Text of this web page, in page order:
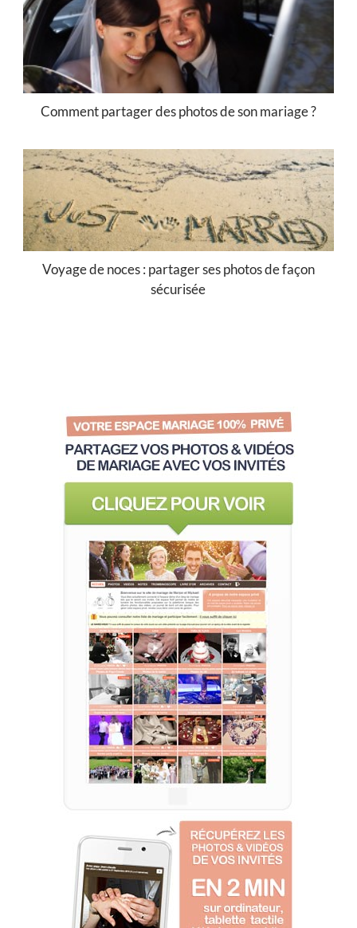
Comment partager des photos de son mariage ?
Voyage de noces : partager ses photos de façon
sécurisée